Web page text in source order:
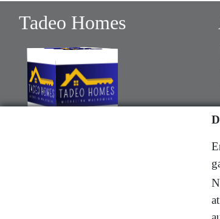
Tadeo Homes